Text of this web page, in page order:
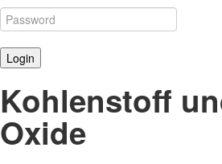
Kohlenstoff
Oxide